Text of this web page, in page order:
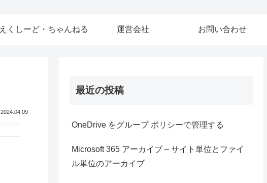
えくしーど・ちゃんねる 運営会社 お問い合わせ
2024.04.09
最近の投稿
OneDrive をグループ ポリシーで管理する
Microsoft 365 アーカイブ – サイト単位とファイ
ル単位のアーカイブ